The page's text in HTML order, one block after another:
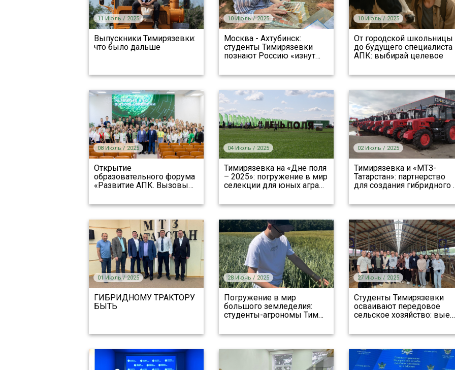
11 Июль / 2025
Выпускники Тимирязевки:
что было дальше
10 Июль / 2025
Москва - Ахтубинск:
студенты Тимирязевки
познают Россию «изнут…
10 Июль / 2025
От городской школьницы
до будущего специалиста
АПК: выбирай целевое
08 Июль / 2025
Открытие
образовательного форума
«Развитие АПК. Вызовы…
04 Июль / 2025
Тимирязевка на «Дне поля
– 2025»: погружение в мир
селекции для юных агра…
02 Июль / 2025
Тимирязевка и «МТЗ-
Татарстан»: партнерство
для создания гибридного
01 Июль / 2025
ГИБРИДНОМУ ТРАКТОРУ
БЫТЬ
28 Июнь / 2025
Погружение в мир
большого земледелия:
студенты-агрономы Тим…
27 Июнь / 2025
Студенты Тимирязевки
осваивают передовое
сельское хозяйство: вые…